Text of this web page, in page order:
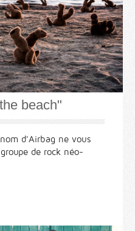
beach"
d'Airbag ne vous
de rock néo-